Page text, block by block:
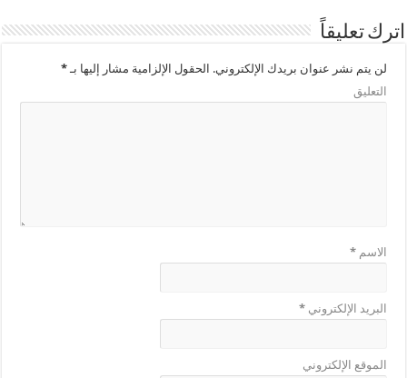
اترك تعليقاً
لن يتم نشر عنوان بريدك الإلكتروني.الحقول الإلزامية مشار إليها بـ*
التعليق
الاسم *
البريد الإلكتروني *
الموقع الإلكتروني